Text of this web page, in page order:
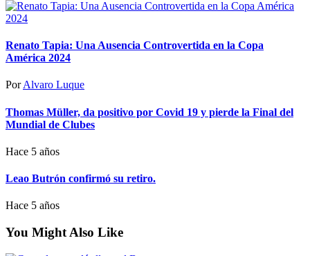
Renato Tapia: Una Ausencia Controvertida en la Copa
América 2024
Por Alvaro Luque
Thomas Müller, da positivo por Covid 19 y pierde la Final del
Mundial de Clubes
Hace 5 años
Leao Butrón confirmó su retiro.
Hace 5 años
You Might Also Like